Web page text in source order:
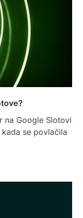
na Google Slotovi
se povlačila